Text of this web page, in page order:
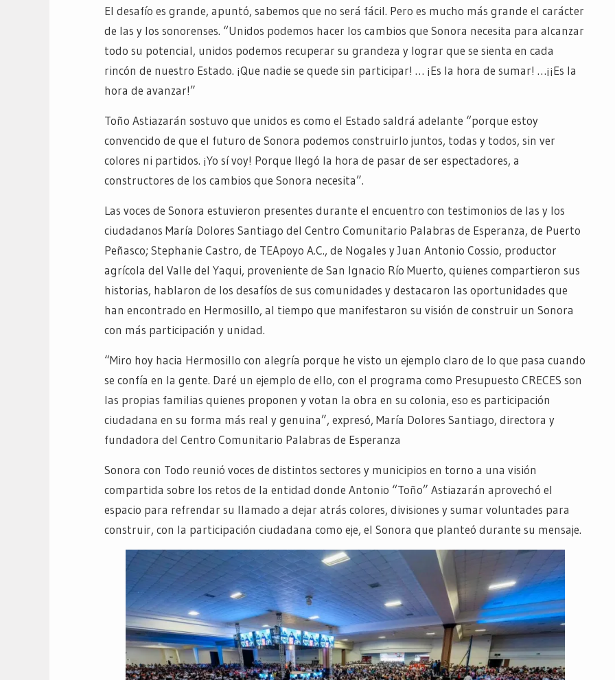
El desafío es grande, apuntó, sabemos que no será fácil. Pero es mucho más grande el carácter
de las y los sonorenses. “Unidos podemos hacer los cambios que Sonora necesita para alcanzar
todo su potencial, unidos podemos recuperar su grandeza y lograr que se sienta en cada
rincón de nuestro Estado. ¡Que nadie se quede sin participar! … ¡Es la hora de sumar! …¡¡Es la
hora de avanzar!”
Toño Astiazarán sostuvo que unidos es como el Estado saldrá adelante “porque estoy
convencido de que el futuro de Sonora podemos construirlo juntos, todas y todos, sin ver
colores ni partidos. ¡Yo sí voy! Porque llegó la hora de pasar de ser espectadores, a
constructores de los cambios que Sonora necesita”.
Las voces de Sonora estuvieron presentes durante el encuentro con testimonios de las y los
ciudadanos María Dolores Santiago del Centro Comunitario Palabras de Esperanza, de Puerto
Peñasco; Stephanie Castro, de TEApoyo A.C., de Nogales y Juan Antonio Cossio, productor
agrícola del Valle del Yaqui, proveniente de San Ignacio Río Muerto, quienes compartieron sus
historias, hablaron de los desafíos de sus comunidades y destacaron las oportunidades que
han encontrado en Hermosillo, al tiempo que manifestaron su visión de construir un Sonora
con más participación y unidad.
“Miro hoy hacia Hermosillo con alegría porque he visto un ejemplo claro de lo que pasa cuando
se confía en la gente. Daré un ejemplo de ello, con el programa como Presupuesto CRECES son
las propias familias quienes proponen y votan la obra en su colonia, eso es participación
ciudadana en su forma más real y genuina”, expresó, María Dolores Santiago, directora y
fundadora del Centro Comunitario Palabras de Esperanza
Sonora con Todo reunió voces de distintos sectores y municipios en torno a una visión
compartida sobre los retos de la entidad donde Antonio “Toño” Astiazarán aprovechó el
espacio para refrendar su llamado a dejar atrás colores, divisiones y sumar voluntades para
construir, con la participación ciudadana como eje, el Sonora que planteó durante su mensaje.